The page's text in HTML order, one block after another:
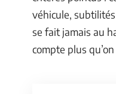
véhicule,
se fait jamais au
compte plus